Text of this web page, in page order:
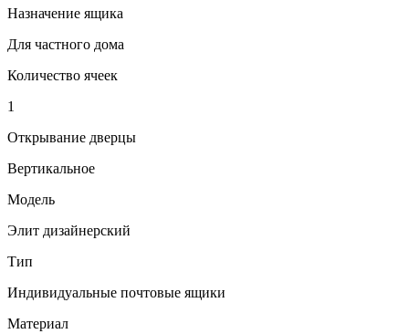
Назначение ящика
Для частного дома
Количество ячеек
1
Открывание дверцы
Вертикальное
Модель
Элит дизайнерский
Тип
Индивидуальные почтовые ящики
Материал